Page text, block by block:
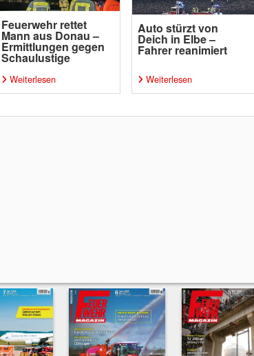
Feuerwehr rettet
Mann aus Donau –
Ermittlungen gegen
Schaulustige
Weiterlesen
Auto stürzt von
Deich in Elbe –
Fahrer reanimiert
Weiterlesen